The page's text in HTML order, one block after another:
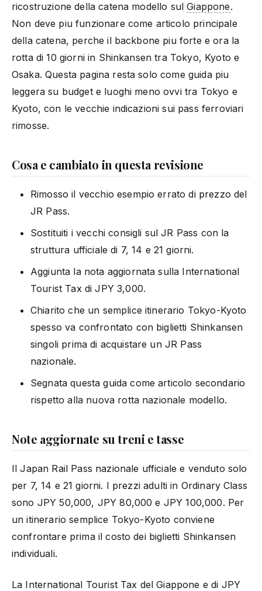
ricostruzione della catena modello sulGiappone.
Non deve piu funzionare come articolo principale
della catena, perche il backbone piu forte e ora la
rotta di 10 giorni in Shinkansen tra Tokyo, Kyoto e
Osaka. Questa pagina resta solo come guida piu
leggera su budget e luoghi meno ovvi tra Tokyo e
Kyoto, con le vecchie indicazioni sui pass ferroviari
rimosse.
Cosa e cambiato in questa revisione
Rimosso il vecchio esempio errato di prezzo del
JR Pass.
Sostituiti i vecchi consigli sul JR Pass con la
struttura ufficiale di 7, 14 e 21 giorni.
Aggiunta la nota aggiornata sulla International
Tourist Tax di JPY 3,000.
Chiarito che un semplice itinerario Tokyo-Kyoto
spesso va confrontato con biglietti Shinkansen
singoli prima di acquistare un JR Pass
nazionale.
Segnata questa guida come articolo secondario
rispetto alla nuova rotta nazionale modello.
Note aggiornate su treni e tasse
Il Japan Rail Pass nazionale ufficiale e venduto solo
per 7, 14 e 21 giorni. I prezzi adulti in Ordinary Class
sono JPY 50,000, JPY 80,000 e JPY 100,000. Per
un itinerario semplice Tokyo-Kyoto conviene
confrontare prima il costo dei biglietti Shinkansen
individuali.
La International Tourist Tax del Giappone e di JPY